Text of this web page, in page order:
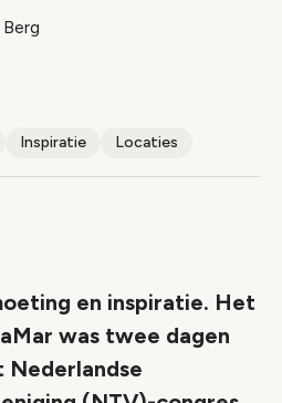
Inspiratie Locaties
en inspiratie. Het
was twee dagen